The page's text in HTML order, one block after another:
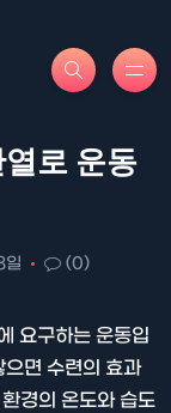
로 운동
일 (0)
요구하는 운동입
면 수련의 효과
경의 온도와 습도